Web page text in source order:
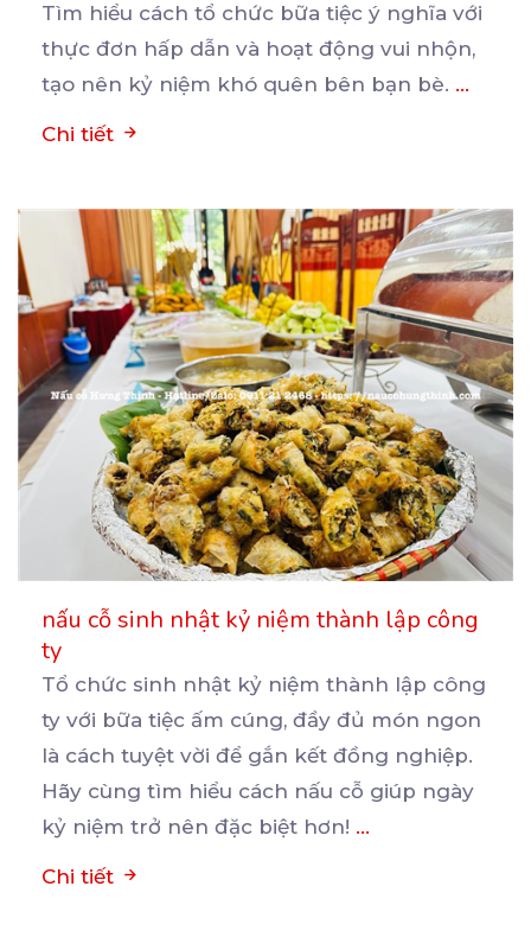
Tìm hiểu cách tổ chức bữa tiệc ý nghĩa với
thực đơn hấp dẫn và hoạt động vui nhộn,
tạo nên kỷ niệm khó quên bên bạn bè. ...
Chi tiết
nấu cỗ sinh nhật kỷ niệm thành lập công
ty
Tổ chức sinh nhật kỷ niệm thành lập công
ty với bữa tiệc ấm cúng, đầy đủ món ngon
là cách tuyệt vời để gắn kết đồng nghiệp.
Hãy cùng tìm hiểu cách nấu cỗ giúp ngày
kỷ niệm trở nên đặc biệt hơn! ...
Chi tiết